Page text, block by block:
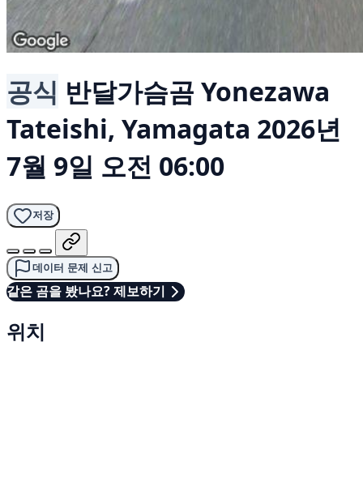
공식 반달가슴곰 Yonezawa
Tateishi, Yamagata 2026년
7월 9일 오전 06:00
저장
데이터 문제 신고
같은 곰을 봤나요? 제보하기
위치